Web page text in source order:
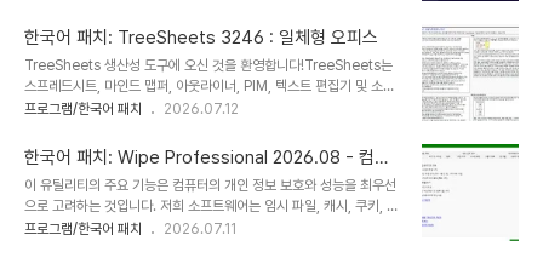
중..
WinScript를 사용하면 Windows에 사전 설치된 불필요한 프로그
램 및 구성 요소를 제거할 수 있습니다. Microsoft Store,
OneDrive, CoPilot을 제거하고, Microsoft Edge의 불필요한 기
능을 제거하거나 삭제하고, 위젯 및 작업 표시줄 위젯을 비활성화하고,
리콜이나 소비자 기능과 같은 Windows 기능을 비활성화하는 등 다
한국어 패치: TreeSheets 3246 : 일체형 오피스
TreeSheets 생산성 도구에 오신 것을 환영합니다!TreeSheets는
스프레드시트, 마인드 맵퍼, 아웃라이너, PIM, 텍스트 편집기 및 소규
모 데이터베이스를 대체할 수 있는 "계층적 스프레드시트"입니다.작
요구 사항 수집, 정보 발표 등 모든 종류의 데이터 조직에 적합합니다.
스프레드시트와 비슷하지만 즉시 익숙하지만 계층적이기 때문에 복잡
한 데이터에 훨씬 더 적합합니다. 마인드 맵퍼와 비슷하지만 더 체계적
이고 컴팩트합니다. 아웃라이너와 비슷하지만 여러 차원에서 볼 수 있
습니다. 텍스트 편집기와 비슷하지만 구조가 있습니다.리눅스
프로그램/한국어 패치 2026.07.12
한국어 패치: Wipe Professional 2026.08 - 컴퓨
터의 개인 정보 보호와 성능
이 유틸리티의 주요 기능은 컴퓨터의 개인 정보 보호와 성능을 최우선
으로 고려하는 것입니다. 저희 소프트웨어는 임시 파일, 캐시, 쿠키, 인
터넷 사용 기록 등을 삭제하여 소중한 디스크 공간을 확보해 줍니다.
프로그램/한국어 패치 2026.07.11